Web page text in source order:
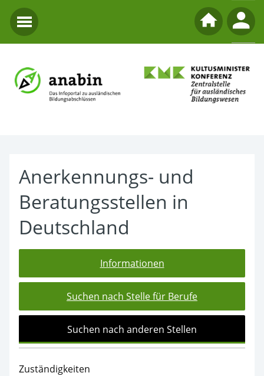
Anerkennungs- und
Beratungsstellen in
Deutschland
Informationen
Suchen nach Stelle für Berufe
Suchen nach anderen Stellen
Zuständigkeiten